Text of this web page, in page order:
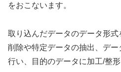
をおこないます。
取り込んだデータのデータ形
削除や特定データの抽出、デ
行い、目的のデータに加工/整形